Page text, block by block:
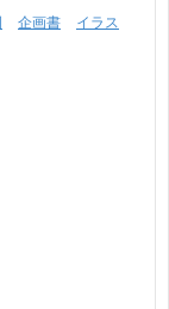
企画書
イラス